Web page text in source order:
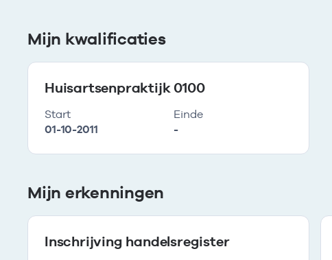
Mijn kwalificaties
Huisartsenpraktijk 0100
Start
01-10-2011
Einde
-
Mijn erkenningen
Inschrijving handelsregister